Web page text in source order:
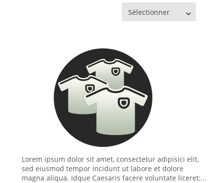
Sélectionner
Lorem ipsum dolor sit amet, consectetur adipisici elit,
sed eiusmod tempor incidunt ut labore et dolore
magna aliqua. Idque Caesaris facere voluntate liceret:...